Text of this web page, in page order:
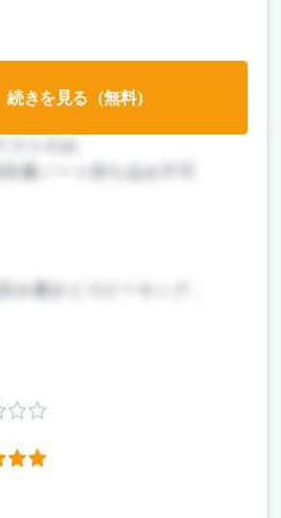
科書ノート持ち込み不可
み書きとスピーキング。
続きを見る（無料）